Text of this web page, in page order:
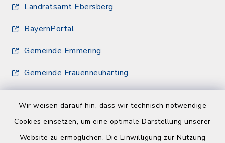
Wir weisen darauf hin, dass wir technisch notwendige
Cookies einsetzen, um eine optimale Darstellung unserer
Website zu ermöglichen. Die Einwilligung zur Nutzung
Landratsamt Ebersberg
BayernPortal
Gemeinde Emmering
Gemeinde Frauenneuharting